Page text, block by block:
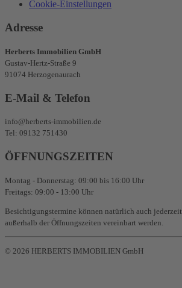
Cookie-Einstellungen
Adresse
Herberts Immobilien GmbH
Gustav-Hertz-Straße 9
91074 Herzogenaurach
E-Mail & Telefon
info@herberts-immobilien.de
Tel: 09132 751430
ÖFFNUNGSZEITEN
Montag - Donnerstag: 09:00 bis 16:00 Uhr
Freitags: 09:00 - 13:00 Uhr
Besichtigungstermine können natürlich auch jederzeit
außerhalb der Öffnungszeiten vereinbart werden.
© 2026 HERBERTS IMMOBILIEN GmbH